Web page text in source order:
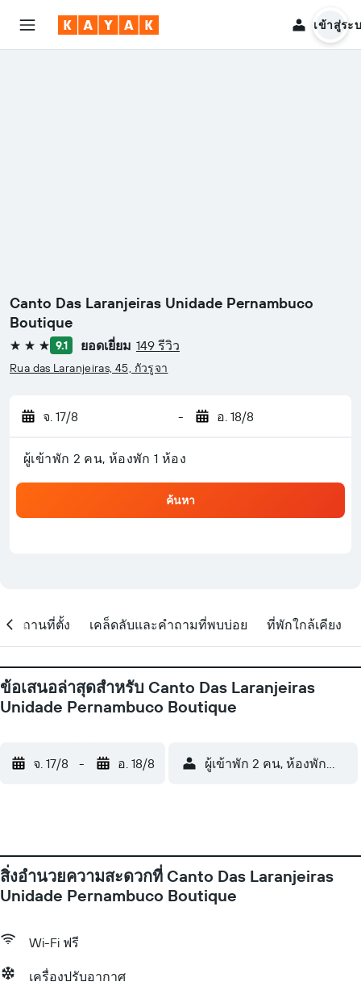
เข้าสู่ระ
Canto Das Laranjeiras Unidade Pernambuco
Boutique
3 ดาว 9.1 ยอดเยี่ยม 149 รีวิว
Rua das Laranjeiras, 45, กัวรูจา
จ. 17/8 - อ. 18/8
ผู้เข้าพัก 2 คน, ห้องพัก 1 ห้อง
ค้นหา
สถานที่ตั้ง เคล็ดลับและคำถามที่พบบ่อย ที่พักใกล้เคียง
ข้อเสนอล่าสุดสำหรับ Canto Das Laranjeiras
Unidade Pernambuco Boutique
จ. 17/8 - อ. 18/8 ผู้เข้าพัก 2 คน, ห้องพัก 1 ห้อง
สิ่งอำนวยความสะดวกที่ Canto Das Laranjeiras
Unidade Pernambuco Boutique
Wi-Fi ฟรี
เครื่องปรับอากาศ